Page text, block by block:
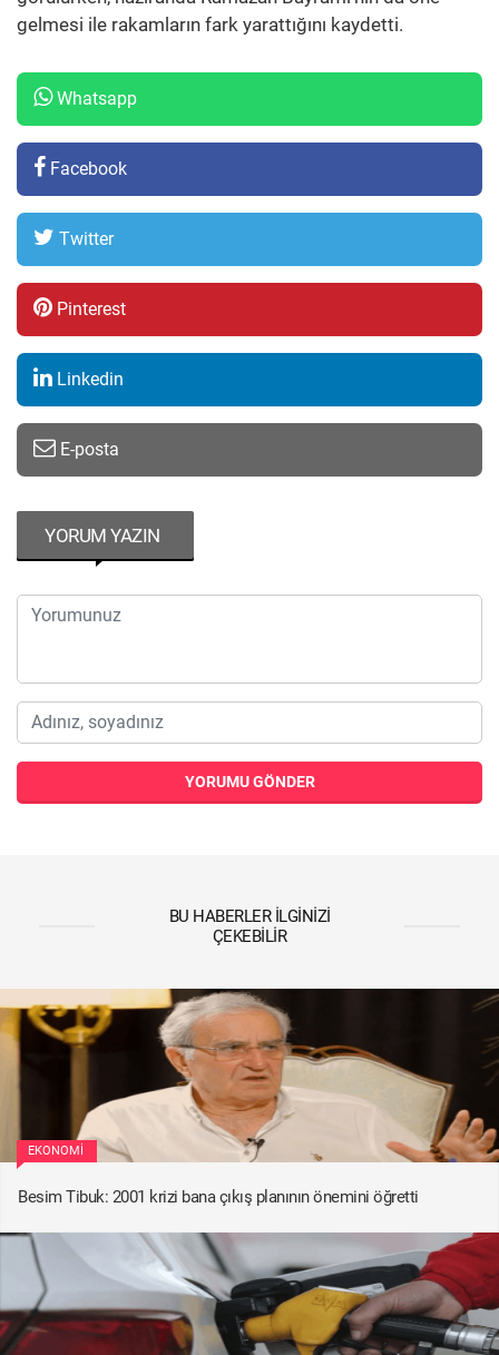
gelmesi ile rakamların fark yarattığını kaydetti.
Whatsapp
Facebook
Twitter
Pinterest
Linkedin
E-posta
YORUM YAZIN
YORUMU GÖNDER
BU HABERLER İLGINIZI
ÇEKEBILIR
EKONOMI
Besim Tibuk: 2001 krizi bana çıkış planının önemini öğretti